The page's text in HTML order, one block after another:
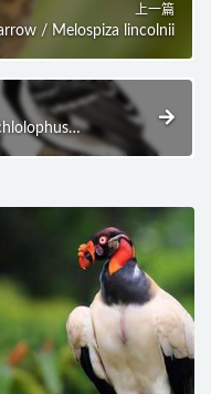
上一篇
/ Melospiza lincolnii